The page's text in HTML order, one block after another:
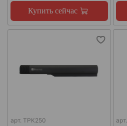
Купить сейчас
арт. ТРК250 арт.